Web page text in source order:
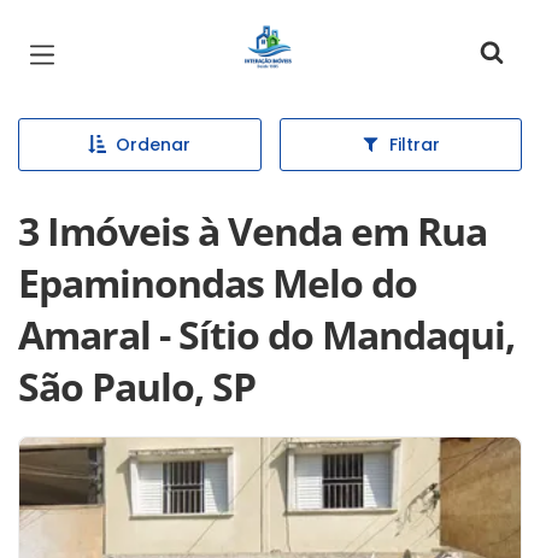
Página inicial
Ordenar Filtrar
3 Imóveis à Venda em Rua
Epaminondas Melo do
Amaral - Sítio do Mandaqui,
São Paulo, SP